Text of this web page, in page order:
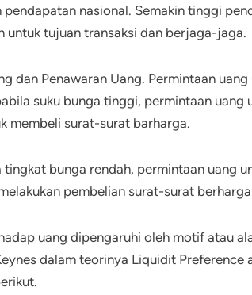
nasional. Semakin tinggi
untuk tujuan transaksi dan berjaga-jaga.
dan Penawaran Uang. Permintaan
suku bunga tinggi, permintaan uang
membeli surat-surat barharga.
tingkat bunga rendah, permintaan uang
pembelian surat-surat
uang dipengaruhi oleh motif atau
dalam teorinya Liquidit